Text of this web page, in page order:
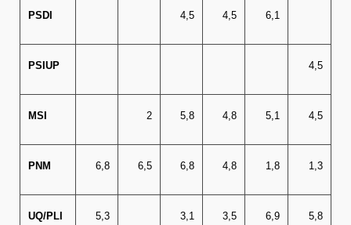
PSDI 4,5 4,5 6,1
PSIUP 4,5
MSI 2 5,8 4,8 5,1 4,5
PNM 6,8 6,5 6,8 4,8 1,8 1,3
UQ/PLI 5,3 3,1 3,5 6,9 5,8